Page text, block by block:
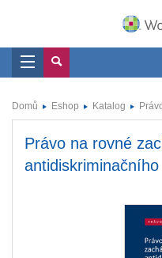
Domů Eshop Katalog
Právo na rovné